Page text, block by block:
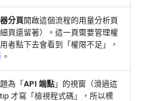
分頁開啟這個流程的用量分析頁
細頁還留著）。這一頁需要管理權
者點下去會看到「權限不足」，
。
為「 API 端點」的視窗（滑過這
才寫「檢視程式碼」，所以標